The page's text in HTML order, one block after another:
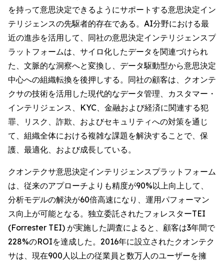
を持って意思決定できるようにサポートする意思決定イン
テリジェンスの先駆者的存在である。AI分野における最
近の進歩を活用して、同社の意思決定インテリジェンスプ
ラットフォームは、サイロ化したデータを関連づけられ
た、文脈的な洞察へと変換し、データ駆動型から意思決定
中心への組織転換を後押しする。同社の顧客は、クオンテ
クサの技術を活用した現代的なデータ管理、カスタマー・
インテリジェンス、KYC、金融および経済に関連する犯
罪、リスク、詐欺、およびセキュリティへの対策を通じ
て、組織全体における複雑な課題を解決することで、保
護、最適化、および成長している。
クオンテクサ意思決定インテリジェンスプラットフォーム
は、従来のアプローチよりも精度が90%以上向上して、
分析モデルの解決が60倍高速になり、運用パフォーマン
ス向上が可能となる。独立委託されたフォレスターTEI
(Forrester TEI) が実施した調査によると、顧客は3年間で
228%のROIを達成した。2016年に設立されたクオンテク
サは、現在900人以上の従業員と数万人のユーザーを擁